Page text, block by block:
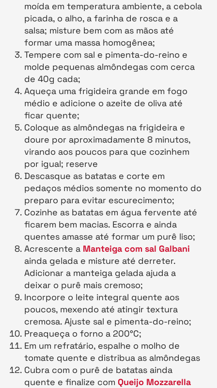
moída em temperatura ambiente, a cebola
picada, o alho, a farinha de rosca e a
salsa; misture bem com as mãos até
formar uma massa homogênea;
Tempere com sal e pimenta-do-reino e
molde pequenas almôndegas com cerca
de 40g cada;
Aqueça uma frigideira grande em fogo
médio e adicione o azeite de oliva até
ficar quente;
Coloque as almôndegas na frigideira e
doure por aproximadamente 8 minutos,
virando aos poucos para que cozinhem
por igual; reserve
Descasque as batatas e corte em
pedaços médios somente no momento do
preparo para evitar escurecimento;
Cozinhe as batatas em água fervente até
ficarem bem macias. Escorra e ainda
quentes amasse até formar um purê liso;
Acrescente a Manteiga com sal Galbani
ainda gelada e misture até derreter.
Adicionar a manteiga gelada ajuda a
deixar o purê mais cremoso;
Incorpore o leite integral quente aos
poucos, mexendo até atingir textura
cremosa. Ajuste sal e pimenta-do-reino;
Preaqueça o forno a 200°C;
Em um refratário, espalhe o molho de
tomate quente e distribua as almôndegas
Cubra com o purê de batatas ainda
quente e finalize com Queijo Mozzarella